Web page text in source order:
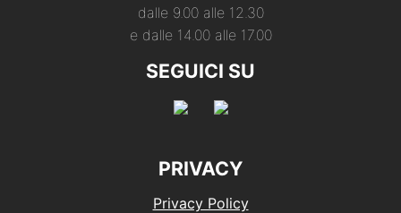
dalle 9.00 alle 12.30
e dalle 14.00 alle 17.00
SEGUICI SU
PRIVACY
Privacy Policy